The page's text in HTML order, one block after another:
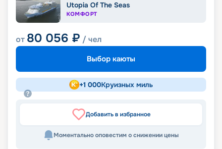
Utopia Of The Seas
КОМФОРТ
от 80 056 ₽ / чел
Выбор каюты
+1 000Круизных миль
Добавить в избранное
Моментально оповестим о снижении цены